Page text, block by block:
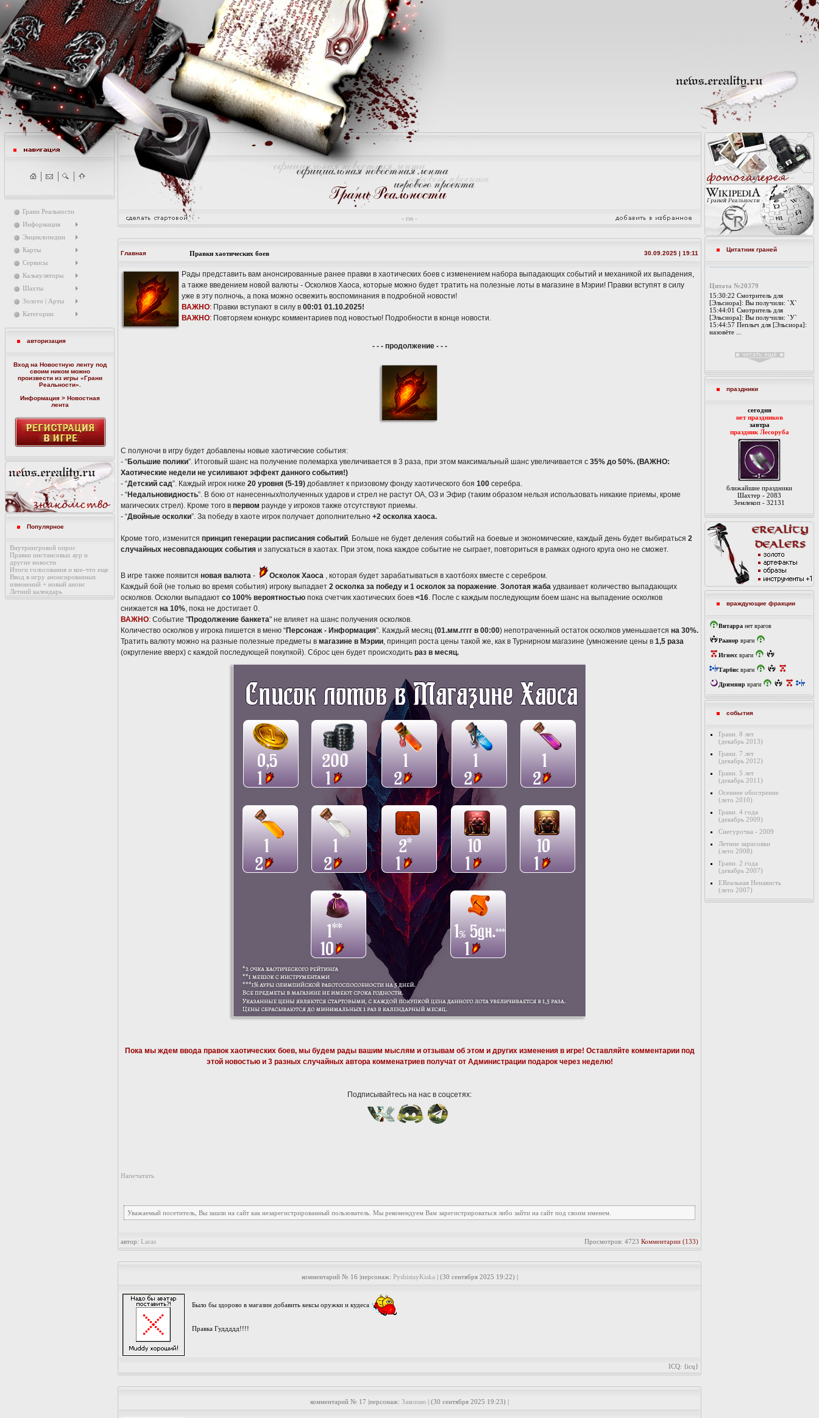
Грани Реальности
Информация
Энциклопедии
Карты
Сервисы
Калькуляторы
Шахты
Золото | Арты
Категории
авторизация
Вход на Новостную ленту под
своим ником можно
произвести из игры «Грани
Реальности».
Информация > Новостная
лента
Популярное
Внутриигровой опрос
Правки инстансовых аур и
другие новости
Итоги голосования и кое-что еще
Ввод в игру анонсированных
изменений + новый анонс
Летний календарь
- rss -
Главная Правки хаотических боев 30.09.2025 | 19:11
Рады представить вам анонсированные ранее правки в хаотических боев с изменением набора выпадающих событий и механикой их выпадения,
а также введением новой валюты - Осколков Хаоса, которые можно будет тратить на полезные лоты в магазине в Мэрии! Правки вступят в силу
уже в эту полночь, а пока можно освежить воспоминания в подробной новости!
ВАЖНО: Правки вступают в силу в 00:01 01.10.2025!
ВАЖНО: Повторяем конкурс комментариев под новостью! Подробности в конце новости.
- - - продолжение - - -
С полуночи в игру будет добавлены новые хаотические события:
- “Большие полики”. Итоговый шанс на получение полемарха увеличивается в 3 раза, при этом максимальный шанс увеличивается с 35% до 50%. (ВАЖНО:
Хаотические недели не усиливают эффект данного события!)
- “Детский сад”. Каждый игрок ниже 20 уровня (5-19) добавляет к призовому фонду хаотического боя 100 серебра.
- “Недальновидность”. В бою от нанесенных/полученных ударов и стрел не растут ОА, ОЗ и Эфир (таким образом нельзя использовать никакие приемы, кроме
магических стрел). Кроме того в первом раунде у игроков также отсутствуют приемы.
- “Двойные осколки”. За победу в хаоте игрок получает дополнительно +2 осколка хаоса.
Кроме того, изменится принцип генерации расписания событий. Больше не будет деления событий на боевые и экономические, каждый день будет выбираться 2
случайных несовпадающих события и запускаться в хаотах. При этом, пока каждое событие не сыграет, повториться в рамках одного круга оно не сможет.
В игре также появится новая валюта - Осколок Хаоса , которая будет зарабатываться в хаотбоях вместе с серебром.
Каждый бой (не только во время события) игроку выпадает 2 осколка за победу и 1 осколок за поражение. Золотая жаба удваивает количество выпадающих
осколков. Осколки выпадают со 100% вероятностью пока счетчик хаотических боев <16. После с каждым последующим боем шанс на выпадение осколков
снижается на 10%, пока не достигает 0.
ВАЖНО: Событие "Продолжение банкета" не влияет на шанс получения осколков.
Количество осколков у игрока пишется в меню “Персонаж - Информация”. Каждый месяц (01.мм.гггг в 00:00) непотраченный остаток осколков уменьшается на 30%.
Тратить валюту можно на разные полезные предметы в магазине в Мэрии, принцип роста цены такой же, как в Турнирном магазине (умножение цены в 1,5 раза
(округление вверх) с каждой последующей покупкой). Сброс цен будет происходить раз в месяц.
Пока мы ждем ввода правок хаотических боев, мы будем рады вашим мыслям и отзывам об этом и других изменения в игре! Оставляйте комментарии под
этой новостью и 3 разных случайных автора комменатриев получат от Администрации подарок через неделю!
Подписывайтесь на нас в соцсетях:
Напечатать
Уважаемый посетитель, Вы зашли на сайт как незарегистрированный пользователь. Мы рекомендуем Вам зарегистрироваться либо зайти на сайт под своим именем.
автор: Laras Просмотров: 4723 Комментарии (133)
комментарий № 16 |персонаж: PyshistayKiska | (30 сентября 2025 19:22) |
Было бы здорово в магазин добавить кексы оружки и кудеса
Правка Гуддддд!!!!
ICQ: {icq}
комментарий № 17 |персонаж: Закопаю | (30 сентября 2025 19:23) |
Цитатник граней
Цитата №20379
15:30:22 Смотритель для
[Эльсиора]: Вы получили: `Х`
15:44:01 Смотритель для
[Эльсиора]: Вы получили: `У`
15:44:57 Пеплыч для [Эльсиора]:
назовёте ...
праздники
cегодня
нет праздников
завтра
праздник Лесоруба
ближайшие праздники
Шахтер - 2083
Землекоп - 32131
враждующие фракции
Витарра нет врагов
Раанор враги
Игнесс враги
Тарбис враги
Дримнир враги
события
Грани. 8 лет
(декабрь 2013)
Грани. 7 лет
(декабрь 2012)
Грани. 5 лет
(декабрь 2011)
Осеннее обострение
(лето 2010)
Грани. 4 года
(декабрь 2009)
Снегурочка - 2009
Летние зарисовки
(лето 2008)
Грани. 2 года
(декабрь 2007)
ERеальная Ненависть
(лето 2007)